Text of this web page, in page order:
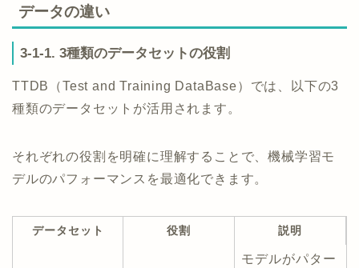
データの違い
3-1-1. 3種類のデータセットの役割
TTDB（Test and Training DataBase）では、以下の3
種類のデータセットが活用されます。
それぞれの役割を明確に理解することで、機械学習モ
デルのパフォーマンスを最適化できます。
データセット 役割 説明
モデルがパター